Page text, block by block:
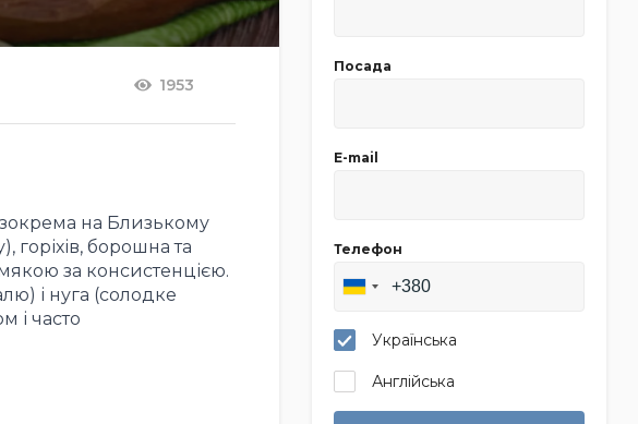
1953
зокрема на Близькому
горіхів, борошна та
за консистенцією.
і нуга (солодке
і часто
Посада
E-mail
Телефон
Українська
Англійська